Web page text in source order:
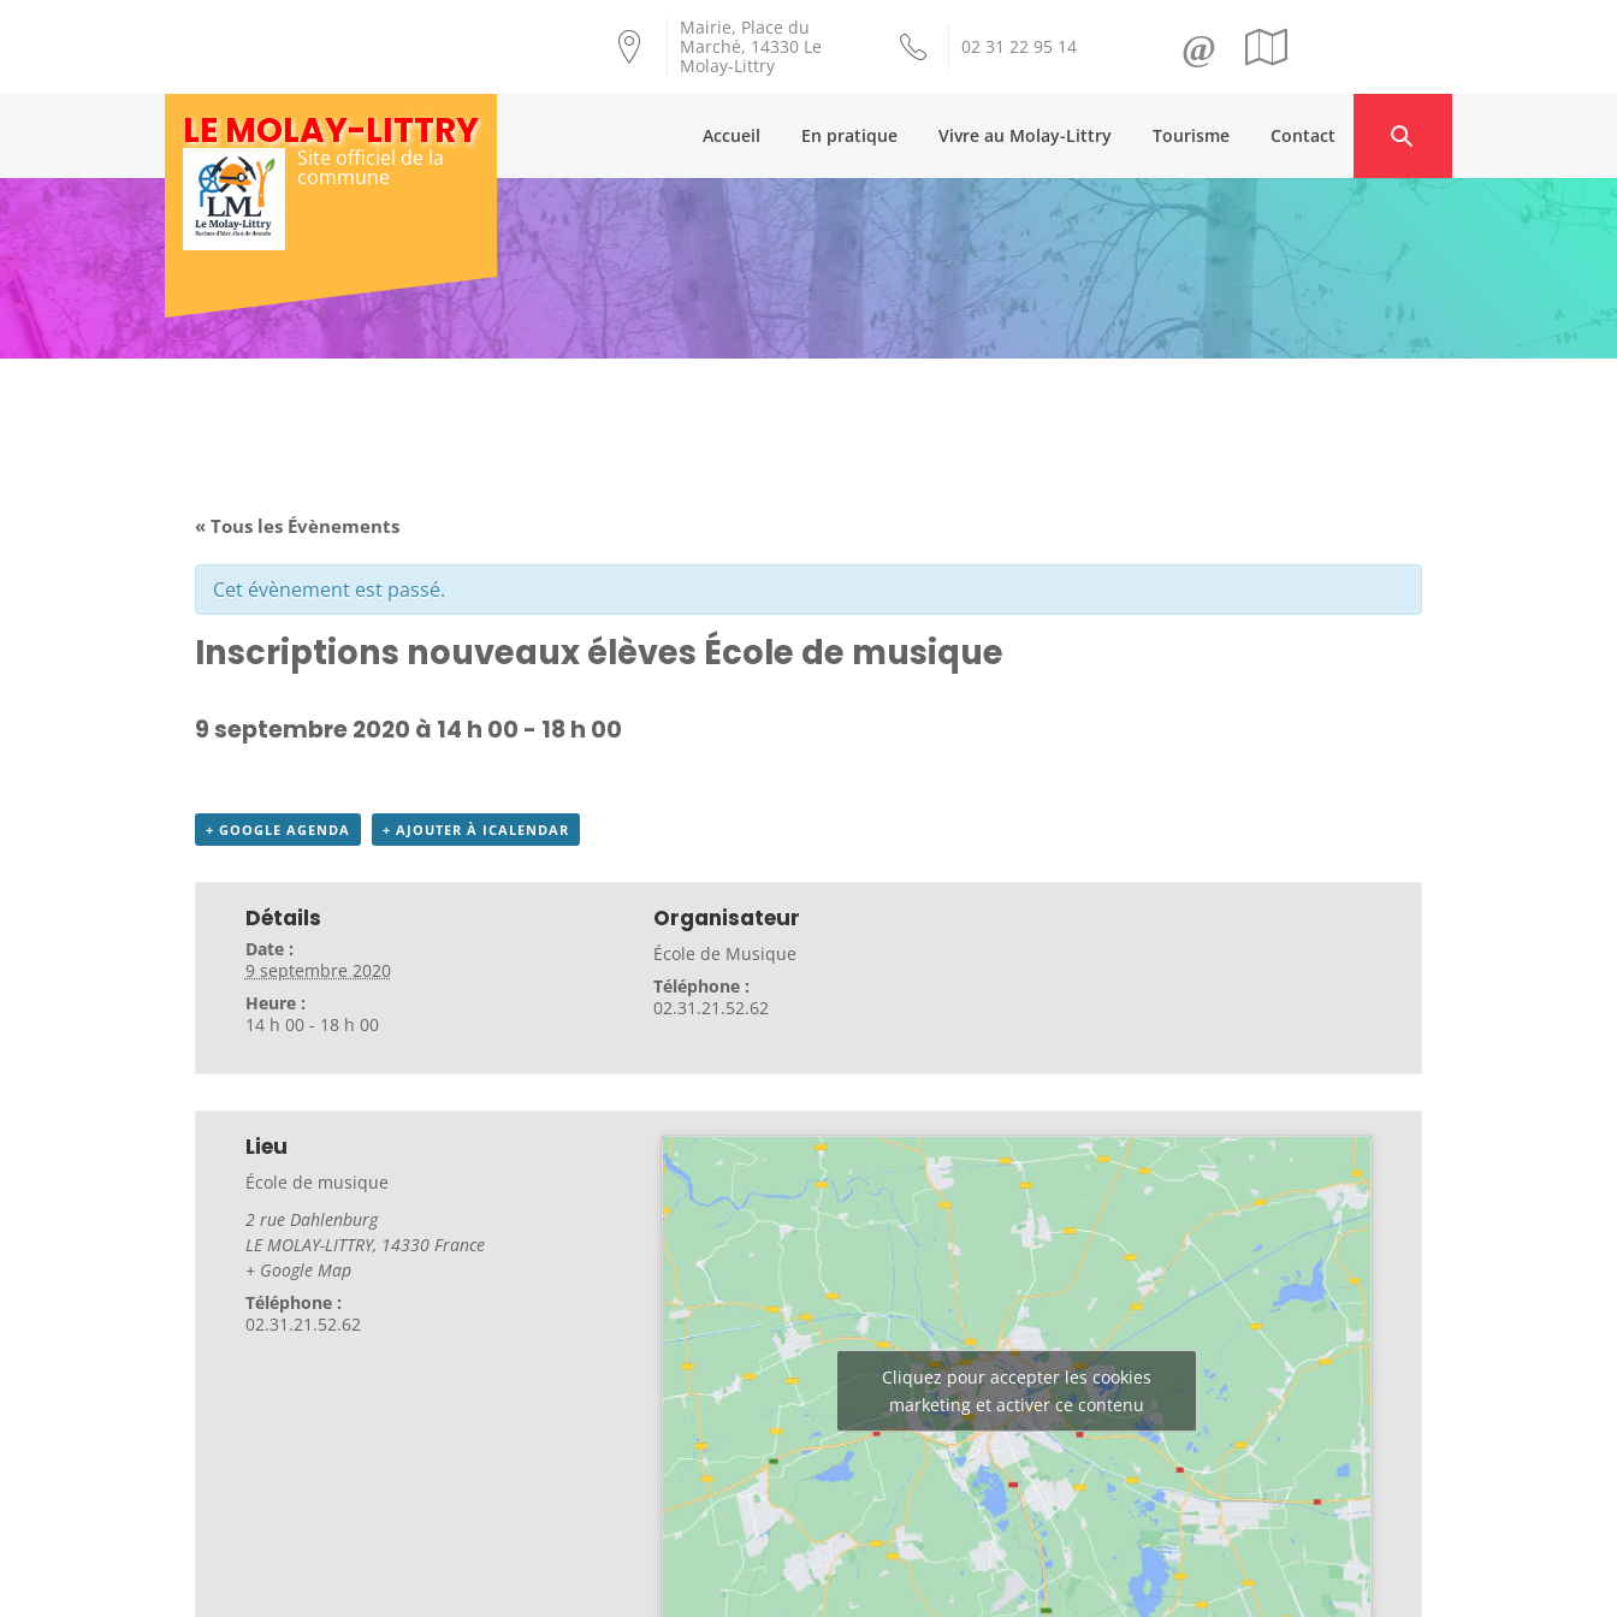
Mairie, Place du
Marché, 14330 Le
Molay-Littry
02 31 22 95 14 @
LE MOLAY-LITTRY
Site officiel de la
commune
Accueil En pratique Vivre au Molay-Littry Tourisme Contact
« Tous les Évènements
Cet évènement est passé.
Inscriptions nouveaux élèves École de musique
9 septembre 2020 à 14 h 00 - 18 h 00
+ GOOGLE AGENDA + AJOUTER À ICALENDAR
Détails
Date :
9 septembre 2020
Heure :
14 h 00 - 18 h 00
Organisateur
École de Musique
Téléphone :
02.31.21.52.62
Lieu
École de musique
2 rue Dahlenburg
LE MOLAY-LITTRY, 14330 France
+ Google Map
Téléphone :
02.31.21.52.62
Cliquez pour accepter les cookies
marketing et activer ce contenu